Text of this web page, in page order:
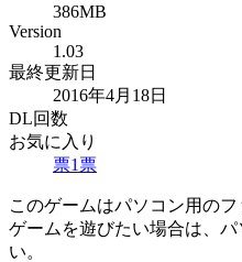
386MB
Version
1.03
最終更新日
2016年4月18日
DL回数
お気に入り
票1 票
このゲームはパソコン用のフ
ゲームを遊びたい場合は、
い。